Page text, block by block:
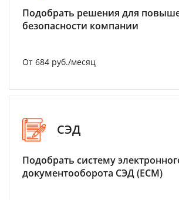
Подобрать решения для
безопасности компании
От 684 руб./месяц
СЭД
Подобрать систему
документооборота СЭД (ECM)